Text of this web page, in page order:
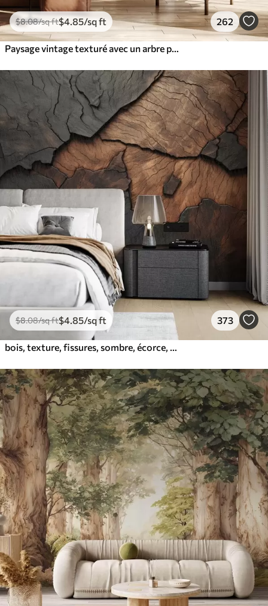
$8.08/sq ft$4.85/sq ft 262
Paysage vintage texturé avec un arbre près d'une rivière et un ciel nuageux, art de la nature en tons sépia
$8.08/sq ft$4.85/sq ft 373
bois, texture, fissures, sombre, écorce, surface